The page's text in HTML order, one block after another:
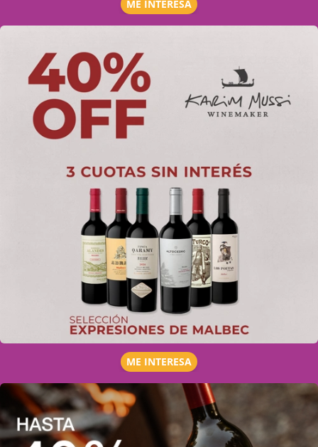
ME INTERESA
ME INTERESA